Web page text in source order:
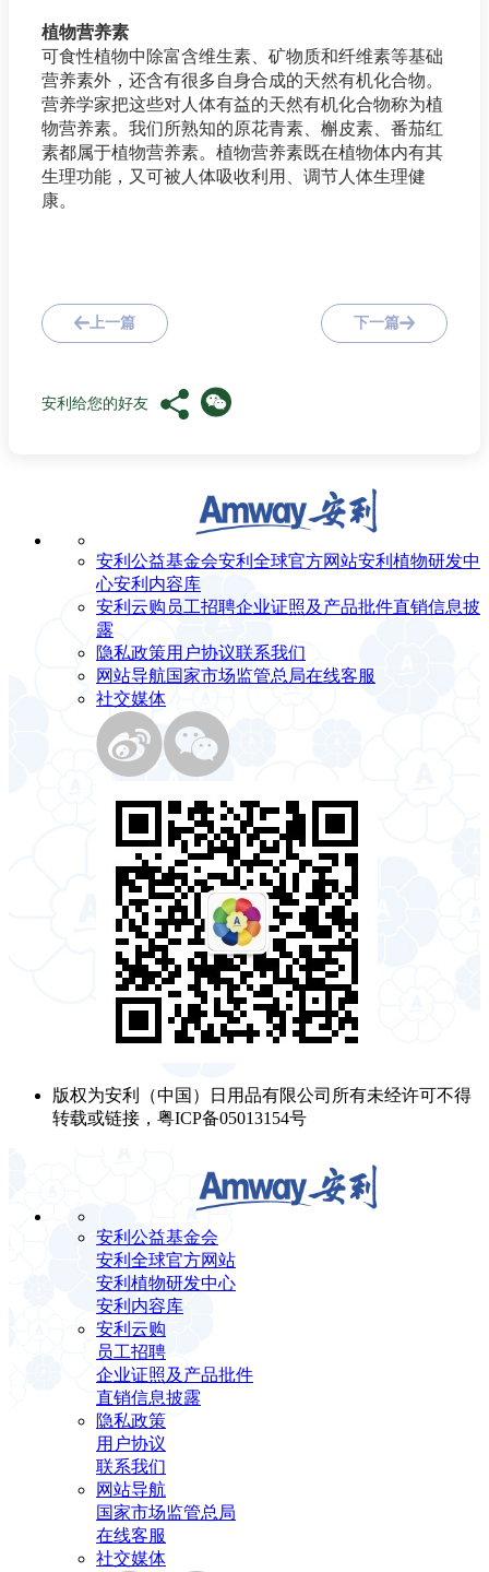
植物营养素
可食性植物中除富含维生素、矿物质和纤维素等基础
营养素外，还含有很多自身合成的天然有机化合物。
营养学家把这些对人体有益的天然有机化合物称为植
物营养素。我们所熟知的原花青素、槲皮素、番茄红
素都属于植物营养素。植物营养素既在植物体内有其
生理功能，又可被人体吸收利用、调节人体生理健
康。
上一篇 下一篇
安利给您的好友
安利公益基金会安利全球官方网站安利植物研发中
心安利内容库
安利云购 员工招聘企业证照及产品批件直销信息披
露
隐私政策用户协议联系我们
网站导航国家市场监管总局在线客服
社交媒体
版权为安利（中国）日用品有限公司所有未经许可不得
转载或链接，粤ICP备05013154号
安利公益基金会
安利全球官方网站
安利植物研发中心
安利内容库
安利云购
员工招聘
企业证照及产品批件
直销信息披露
隐私政策
用户协议
联系我们
网站导航
国家市场监管总局
在线客服
社交媒体